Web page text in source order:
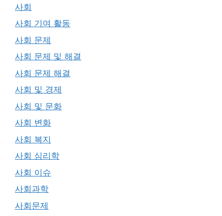
사회
사회 기여 활동
사회 문제
사회 문제 및 해결
사회 문제 해결
사회 및 경제
사회 및 문화
사회 변화
사회 복지
사회 심리학
사회 이슈
사회과학
사회문제